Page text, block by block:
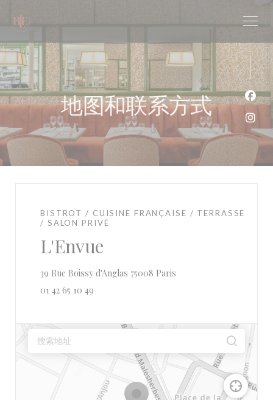
地图和联系方式
BISTROT / CUISINE FRANÇAISE / TERRASSE
/ SALON PRIVÉ
L'Envue
39 Rue Boissy d'Anglas 75008 Paris
01 42 65 10 49